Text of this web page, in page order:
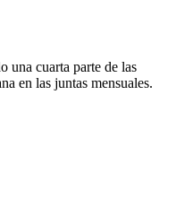
una cuarta parte de las
en las juntas mensuales.